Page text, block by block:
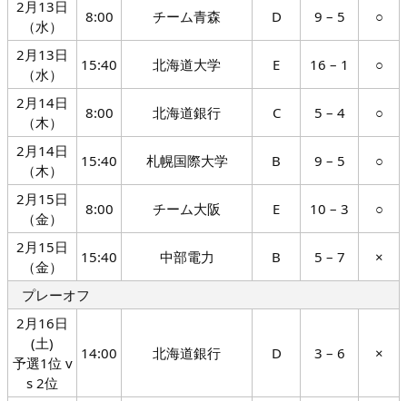
2月13日
（水）
8:00 チーム青森 D 9 – 5 ○
2月13日
（水）
15:40 北海道大学 E 16 – 1 ○
2月14日
（木）
8:00 北海道銀行 C 5 – 4 ○
2月14日
（木）
15:40 札幌国際大学 B 9 – 5 ○
2月15日
（金）
8:00 チーム大阪 E 10 – 3 ○
2月15日
（金）
15:40 中部電力 B 5 – 7 ×
プレーオフ
2月16日
(土)
予選1位 v
s 2位
14:00 北海道銀行 D 3 – 6 ×